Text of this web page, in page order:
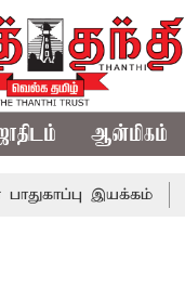
ஆன்மிகம்
இயக்கம்